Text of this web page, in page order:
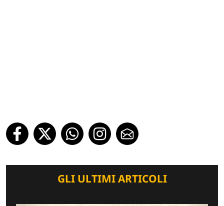
GLI ULTIMI ARTICOLI